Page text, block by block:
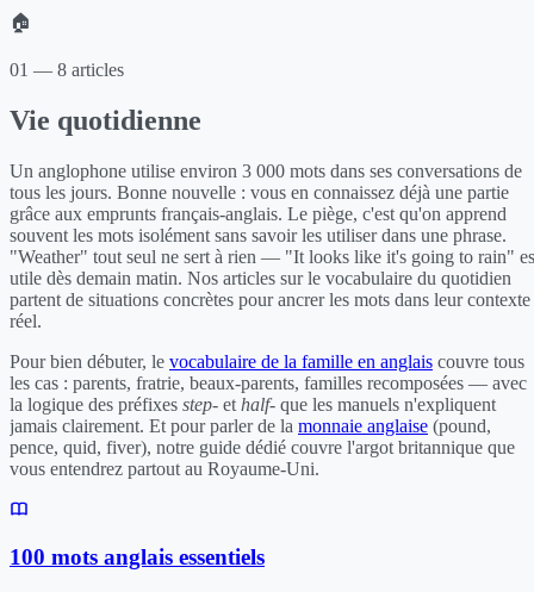
🏠
01 — 8 articles
Vie quotidienne
Un anglophone utilise environ 3 000 mots dans ses conversations de
tous les jours. Bonne nouvelle : vous en connaissez déjà une partie
grâce aux emprunts français-anglais. Le piège, c'est qu'on apprend
souvent les mots isolément sans savoir les utiliser dans une phrase.
"Weather" tout seul ne sert à rien — "It looks like it's going to rain"
utile dès demain matin. Nos articles sur le vocabulaire du quotidien
partent de situations concrètes pour ancrer les mots dans leur contexte
réel.
Pour bien débuter, le vocabulaire de la famille en anglais couvre tous
les cas : parents, fratrie, beaux-parents, familles recomposées — avec
la logique des préfixes step- et half- que les manuels n'expliquent
jamais clairement. Et pour parler de la monnaie anglaise (pound,
pence, quid, fiver), notre guide dédié couvre l'argot britannique que
vous entendrez partout au Royaume-Uni.
100 mots anglais essentiels